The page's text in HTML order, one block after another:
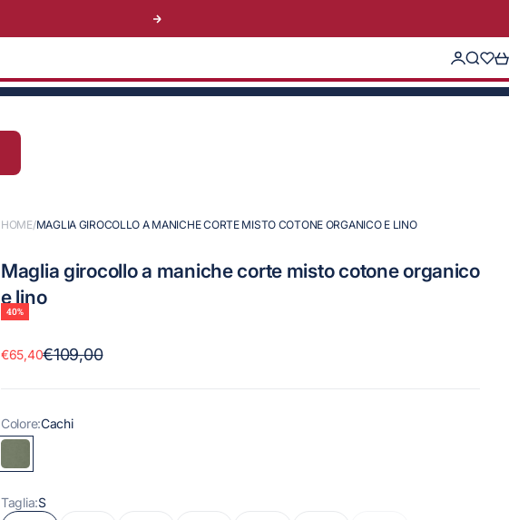
Successivo
Accedi
Cerca
HOME/MAGLIA GIROCOLLO A MANICHE CORTE MISTO COTONE ORGANICO E LINO
Maglia girocollo a maniche corte misto cotone organico
e lino
40%
Prezzo scontato
€65,40Prezzo
€109,00
Colore:Cachi
Taglia:S